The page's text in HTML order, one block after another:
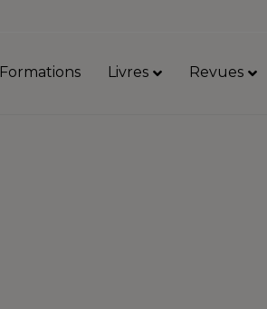
Formations Livres Revues